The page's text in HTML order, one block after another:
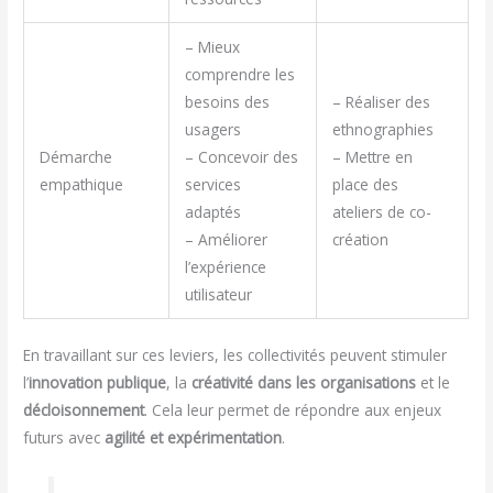
Démarche
empathique
– Mieux
comprendre les
besoins des
usagers
– Concevoir des
services
adaptés
– Améliorer
l’expérience
utilisateur
– Réaliser des
ethnographies
– Mettre en
place des
ateliers de co-
création
En travaillant sur ces leviers, les collectivités peuvent stimuler
l’innovation publique, la créativité dans les organisations et le
décloisonnement. Cela leur permet de répondre aux enjeux
futurs avec agilité et expérimentation.